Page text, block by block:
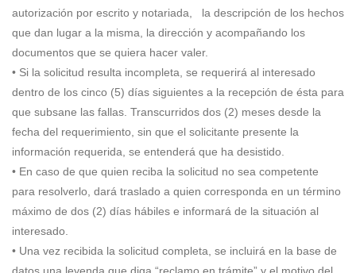
autorización por escrito y notariada, la descripción de los hechos
que dan lugar a la misma, la dirección y acompañando los
documentos que se quiera hacer valer.
• Si la solicitud resulta incompleta, se requerirá al interesado
dentro de los cinco (5) días siguientes a la recepción de ésta para
que subsane las fallas. Transcurridos dos (2) meses desde la
fecha del requerimiento, sin que el solicitante presente la
información requerida, se entenderá que ha desistido.
• En caso de que quien reciba la solicitud no sea competente
para resolverlo, dará traslado a quien corresponda en un término
máximo de dos (2) días hábiles e informará de la situación al
interesado.
• Una vez recibida la solicitud completa, se incluirá en la base de